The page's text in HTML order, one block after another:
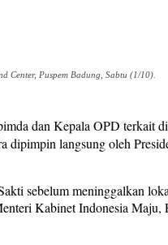
Center, Puspem Badung, Sabtu (1/10).
dan Kepala OPD terkait
dipimpin langsung oleh
sebelum meninggalkan
Kabinet Indonesia Maju,